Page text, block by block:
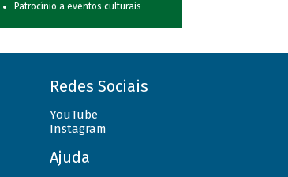
Patrocínio a eventos culturais
Redes Sociais
YouTube
Instagram
Ajuda